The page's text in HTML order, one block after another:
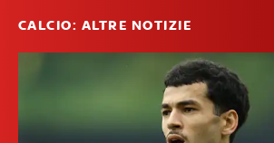
CALCIO: ALTRE NOTIZIE